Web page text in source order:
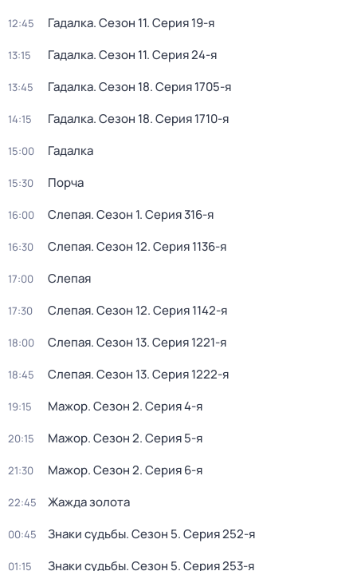
12:45 Гадалка. Сезон 11. Серия 19-я
13:15 Гадалка. Сезон 11. Серия 24-я
13:45 Гадалка. Сезон 18. Серия 1705-я
14:15 Гадалка. Сезон 18. Серия 1710-я
15:00 Гадалка
15:30 Порча
16:00 Слeпaя. Сезон 1. Серия 316-я
16:30 Слeпaя. Сезон 12. Серия 1136-я
17:00 Слeпaя
17:30 Слeпaя. Сезон 12. Серия 1142-я
18:00 Слeпaя. Сезон 13. Серия 1221-я
18:45 Слeпaя. Сезон 13. Серия 1222-я
19:15 Мажор. Сезон 2. Серия 4-я
20:15 Мажор. Сезон 2. Серия 5-я
21:30 Мажор. Сезон 2. Серия 6-я
22:45 Жажда золота
00:45 Знaки cудьбы. Сезон 5. Серия 252-я
01:15 Знaки cудьбы. Сезон 5. Серия 253-я